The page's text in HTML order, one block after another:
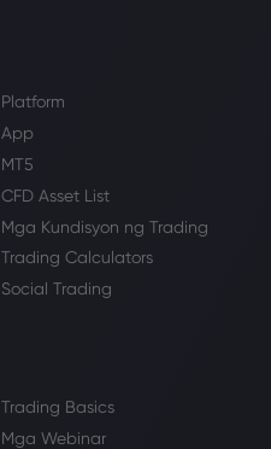
Platform
App
MT5
CFD Asset List
Mga Kundisyon ng Trading
Trading Calculators
Social Trading
Trading Basics
Mga Webinar